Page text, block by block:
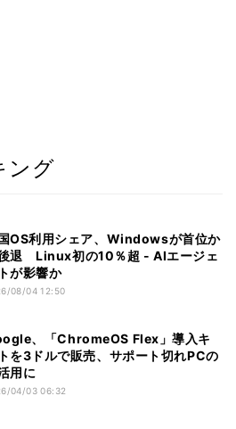
ング
OS利用シェア、Windowsが首位か
退 Linux初の10％超 - AIエージェ
が影響か
08/04 12:50
、「ChromeOS Flex」導入キ
を3ドルで販売、サポート切れPCの
用に
04/03 06:32